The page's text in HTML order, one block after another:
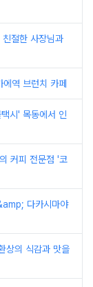
절한 사장님과
역 브런치 카페
시' 목동에서 인
커피 전문점 '코
다카시마야
상의 식감과 맛을